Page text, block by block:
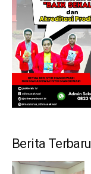
Berita Terbaru